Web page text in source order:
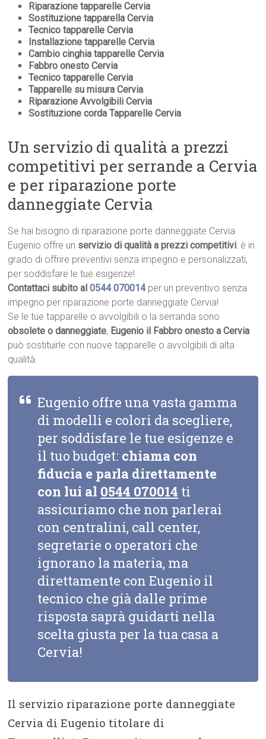
Riparazione tapparelle Cervia
Sostituzione tapparella Cervia
Tecnico tapparelle Cervia
Installazione tapparelle Cervia
Cambio cinghia tapparelle Cervia
Fabbro onesto Cervia
Tecnico tapparelle Cervia
Tapparelle su misura Cervia
Riparazione Avvolgibili Cervia
Sostituzione corda Tapparelle Cervia
Un servizio di qualità a prezzi
competitivi per serrande a Cervia
e per riparazione porte
danneggiate Cervia
Se hai bisogno di riparazione porte danneggiate Cervia
Eugenio offre un servizio di qualità a prezzi competitivi: è in
grado di offrire preventivi senza impegno e personalizzati,
per soddisfare le tue esigenze!
Contattaci subito al0544 070014 per un preventivo senza
impegno per riparazione porte danneggiate Cervia!
Se le tue tapparelle o avvolgibili o la serranda sono
obsolete o danneggiate, Eugenio il Fabbro onesto a Cervia
può sostituirle con nuove tapparelle o avvolgibili di alta
qualità.
Eugenio offre una vasta gamma
di modelli e colori da scegliere,
per soddisfare le tue esigenze e
il tuo budget: chiama con
fiducia e parla direttamente
con lui al 0544 070014 ti
assicuriamo che non parlerai
con centralini, call center,
segretarie o operatori che
ignorano la materia, ma
direttamente con Eugenio il
tecnico che già dalle prime
risposta saprà guidarti nella
scelta giusta per la tua casa a
Cervia!
Il servizio riparazione porte danneggiate
Cervia di Eugenio titolare di